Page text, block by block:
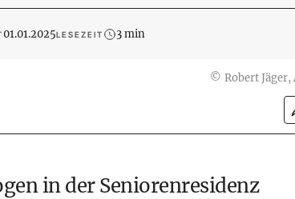
01.01.2025LESEZEIT 3 min
© Robert Jäger,
in der Seniorenresidenz